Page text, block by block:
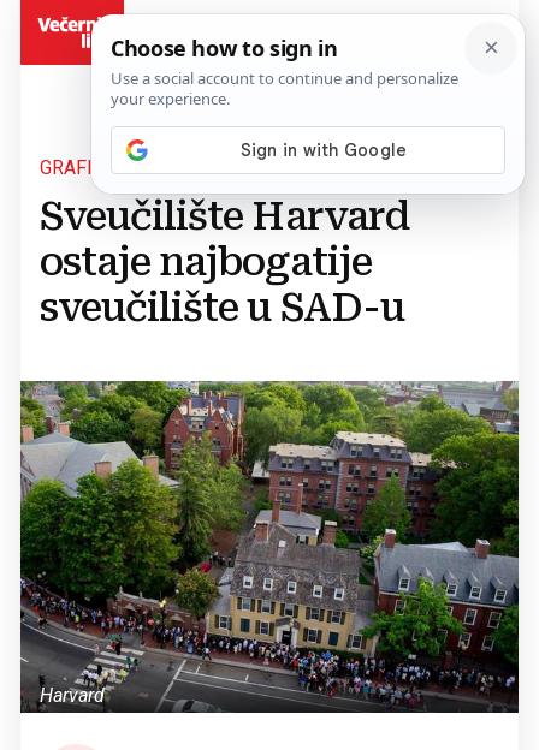
GRAFIKA
Sveučilište Harvard
ostaje najbogatije
sveučilište u SAD-u
Harvard